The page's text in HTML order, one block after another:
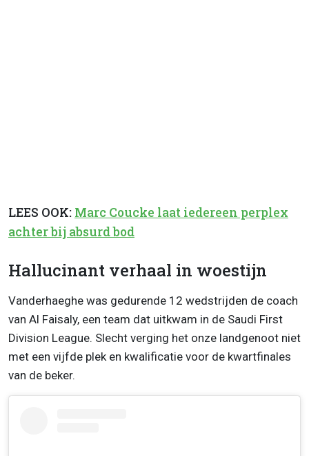
LEES OOK: Marc Coucke laat iedereen perplex
achter bij absurd bod
Hallucinant verhaal in woestijn
Vanderhaeghe was gedurende 12 wedstrijden de coach
van Al Faisaly, een team dat uitkwam in de Saudi First
Division League. Slecht verging het onze landgenoot niet
met een vijfde plek en kwalificatie voor de kwartfinales
van de beker.